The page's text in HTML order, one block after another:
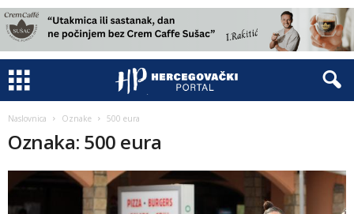
Naslovnica Oznake 500 eura
Oznaka: 500 eura